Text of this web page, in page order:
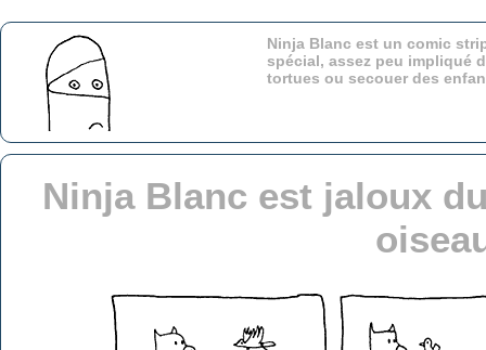
Ninja Blanc est un comic
spécial, assez peu impliqué
tortues ou secouer des
Ninja Blanc est jaloux